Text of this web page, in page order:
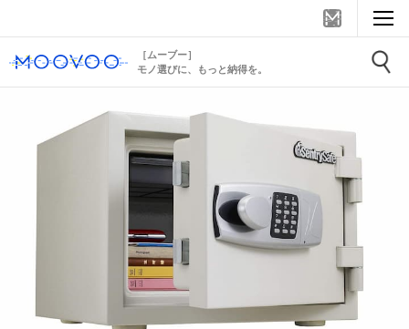
［ムーブー］
モノ選びに、もっと納得を。